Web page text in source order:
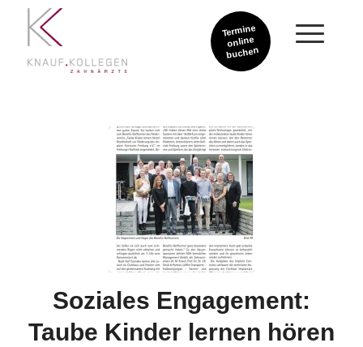
Termine
online
buchen
Soziales Engagement:
Taube Kinder lernen hören